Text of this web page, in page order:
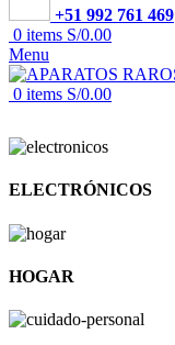
+51 992 761 469
0 items S/0.00
Menu
0 items S/0.00
ELECTRÓNICOS
HOGAR